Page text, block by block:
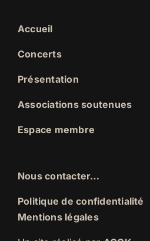
Accueil
Concerts
Présentation
Associations soutenues
Espace membre
Nous contacter…
Politique de confidentialité
Mentions légales